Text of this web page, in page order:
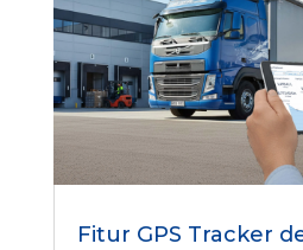
Fitur GPS Tracker